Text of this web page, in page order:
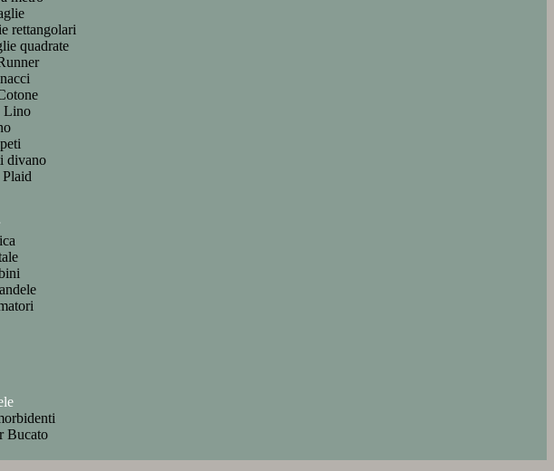
rettangolari
quadrate
Lino
divano
Plaid
Bucato